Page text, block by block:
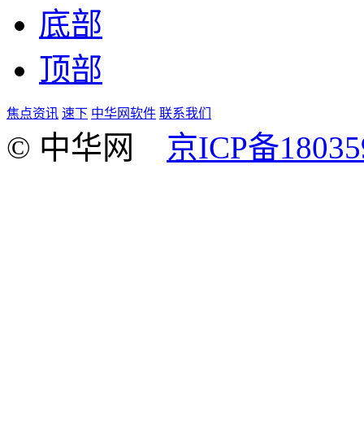
底部
顶部
焦点资讯 速下 中华网软件 联系我们
© 中华网 京ICP备